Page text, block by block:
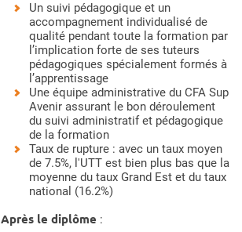
Un suivi pédagogique et un
accompagnement individualisé de
qualité pendant toute la formation par
l’implication forte de ses tuteurs
pédagogiques spécialement formés à
l’apprentissage
Une équipe administrative du CFA Sup
Avenir assurant le bon déroulement
du suivi administratif et pédagogique
de la formation
Taux de rupture : avec un taux moyen
de 7.5%, l'UTT est bien plus bas que la
moyenne du taux Grand Est et du taux
national (16.2%)
Après le diplôme :